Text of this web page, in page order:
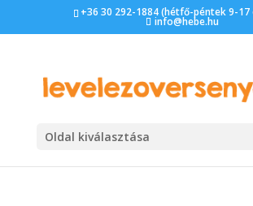
+36 30 292-1884 (hétfő-péntek 9-17
info@hebe.hu
Oldal kiválasztása